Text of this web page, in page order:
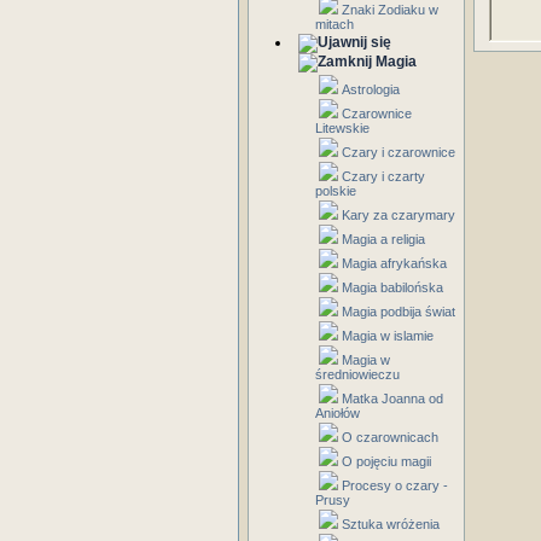
Znaki Zodiaku w
mitach
Magia
Astrologia
Czarownice
Litewskie
Czary i czarownice
Czary i czarty
polskie
Kary za czarymary
Magia a religia
Magia afrykańska
Magia babilońska
Magia podbija świat
Magia w islamie
Magia w
średniowieczu
Matka Joanna od
Aniołów
O czarownicach
O pojęciu magii
Procesy o czary -
Prusy
Sztuka wróżenia